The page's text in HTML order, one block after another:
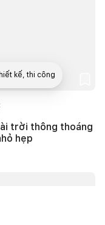
trời thông thoáng
hẹp
kế, thi công
hoàn thiện nhà